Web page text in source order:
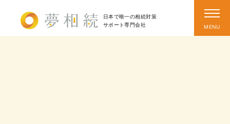
日本で唯一の相続対策
サポート専門会社